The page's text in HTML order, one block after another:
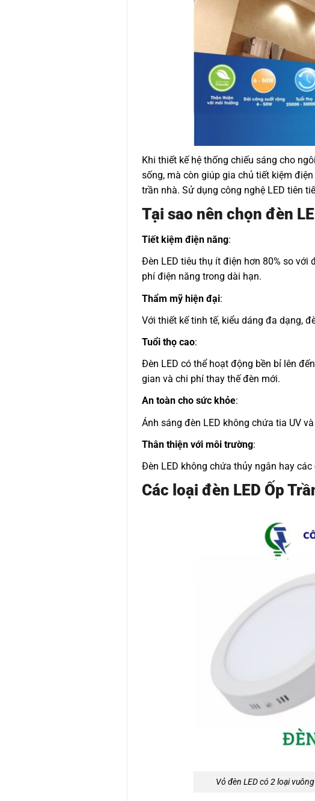
Khi thiết kế hệ thống chiếu sáng cho
sống, mà còn giúp gia chủ tiết kiệm
trần nhà. Sử dụng công nghệ LED tiên
Tại sao nên chọn đèn
Tiết kiệm điện năng:
Đèn LED tiêu thụ ít điện hơn 80% so
phí điện năng trong dài hạn.
Thẩm mỹ hiện đại:
Với thiết kế tinh tế, kiểu dáng đa dạng,
Tuổi thọ cao:
Đèn LED có thể hoạt động bền bỉ lên
gian và chi phí thay thế đèn mới.
An toàn cho sức khỏe:
Ánh sáng đèn LED không chứa tia UV
Thân thiện với môi trường:
Đèn LED không chứa thủy ngân hay
Các loại đèn LED Ốp
Vỏ đèn LED có 2 loại